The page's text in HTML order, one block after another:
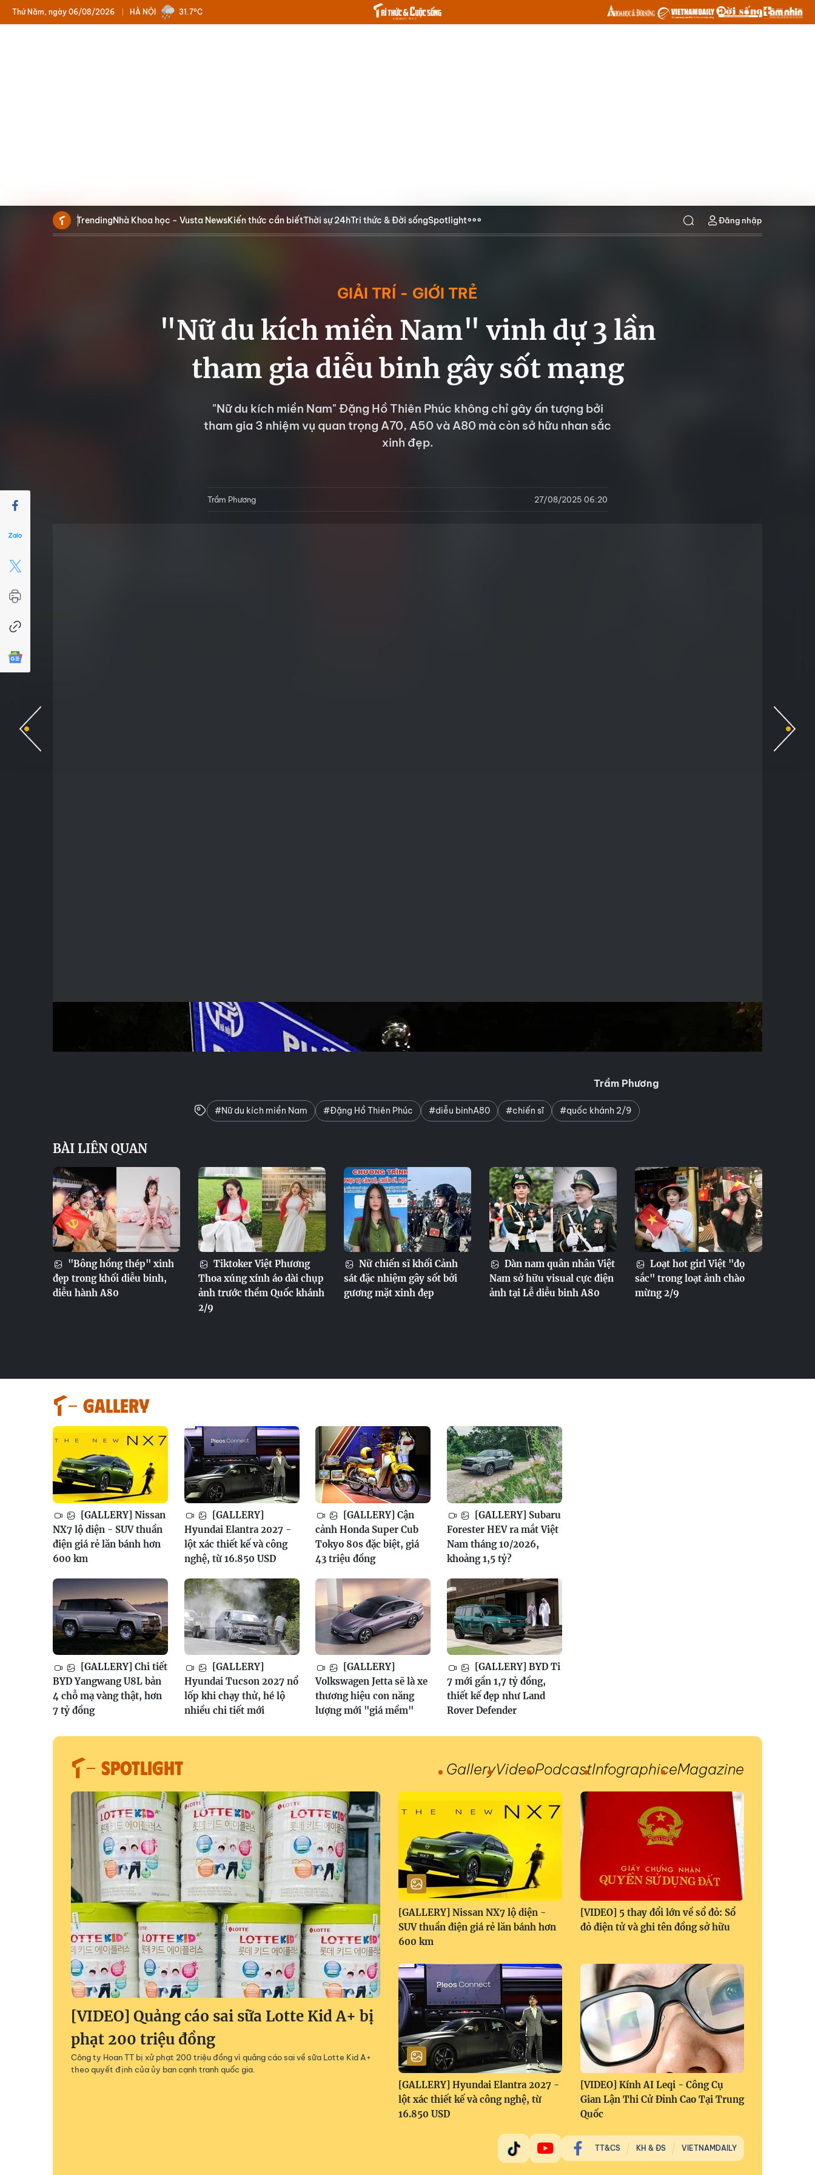
HÀ NỘI
Thứ Năm, ngày 06/08/2026 31.7°C
TrendingNhà Khoa học - Vusta NewsKiến thức cần biếtThời sự 24hTri thức & Đời sốngSpotlight Đăng nhập
GIẢI TRÍ - GIỚI TRẺ
"Nữ du kích miền Nam" vinh dự 3 lần
tham gia diễu binh gây sốt mạng
"Nữ du kích miền Nam" Đặng Hồ Thiên Phúc không chỉ gây ấn tượng bởi
tham gia 3 nhiệm vụ quan trọng A70, A50 và A80 mà còn sở hữu nhan sắc
xinh đẹp.
Trầm Phương 27/08/2025 06:20
Trầm Phương
#Nữ du kích miền Nam #Đặng Hồ Thiên Phúc #diễu binhA80 #chiến sĩ #quốc khánh 2/9
BÀI LIÊN QUAN
"Bông hồng thép" xinh
đẹp trong khối diễu binh,
diễu hành A80
Tiktoker Việt Phương
Thoa xúng xính áo dài chụp
ảnh trước thềm Quốc khánh
2/9
Nữ chiến sĩ khối Cảnh
sát đặc nhiệm gây sốt bởi
gương mặt xinh đẹp
Dàn nam quân nhân Việt
Nam sở hữu visual cực điện
ảnh tại Lễ diễu binh A80
Loạt hot girl Việt "đọ
sắc" trong loạt ảnh chào
mừng 2/9
GALLERY
[GALLERY] Nissan
NX7 lộ diện - SUV thuần
điện giá rẻ lăn bánh hơn
600 km
[GALLERY]
Hyundai Elantra 2027 -
lột xác thiết kế và công
nghệ, từ 16.850 USD
[GALLERY] Cận
cảnh Honda Super Cub
Tokyo 80s đặc biệt, giá
43 triệu đồng
[GALLERY] Subaru
Forester HEV ra mắt Việt
Nam tháng 10/2026,
khoảng 1,5 tỷ?
[GALLERY] Chi tiết
BYD Yangwang U8L bản
4 chỗ mạ vàng thật, hơn
7 tỷ đồng
[GALLERY]
Hyundai Tucson 2027 nổ
lốp khi chạy thử, hé lộ
nhiều chi tiết mới
[GALLERY]
Volkswagen Jetta sẽ là xe
thương hiệu con năng
lượng mới "giá mềm"
[GALLERY] BYD Ti
7 mới gần 1,7 tỷ đồng,
thiết kế đẹp như Land
Rover Defender
SPOTLIGHT GalleryVideoPodcastInfographiceMagazine
[VIDEO] Quảng cáo sai sữa Lotte Kid A+ bị
phạt 200 triệu đồng
Công ty Hoan TT bị xử phạt 200 triệu đồng vì quảng cáo sai về sữa Lotte Kid A+
theo quyết định của ủy ban cạnh tranh quốc gia.
[GALLERY] Nissan NX7 lộ diện -
SUV thuần điện giá rẻ lăn bánh hơn
600 km
[VIDEO] 5 thay đổi lớn về sổ đỏ: Sổ
đỏ điện tử và ghi tên đồng sở hữu
[GALLERY] Hyundai Elantra 2027 -
lột xác thiết kế và công nghệ, từ
16.850 USD
[VIDEO] Kính AI Leqi - Công Cụ
Gian Lận Thi Cử Đỉnh Cao Tại Trung
Quốc
TT&CS KH & ĐS VIETNAMDAILY